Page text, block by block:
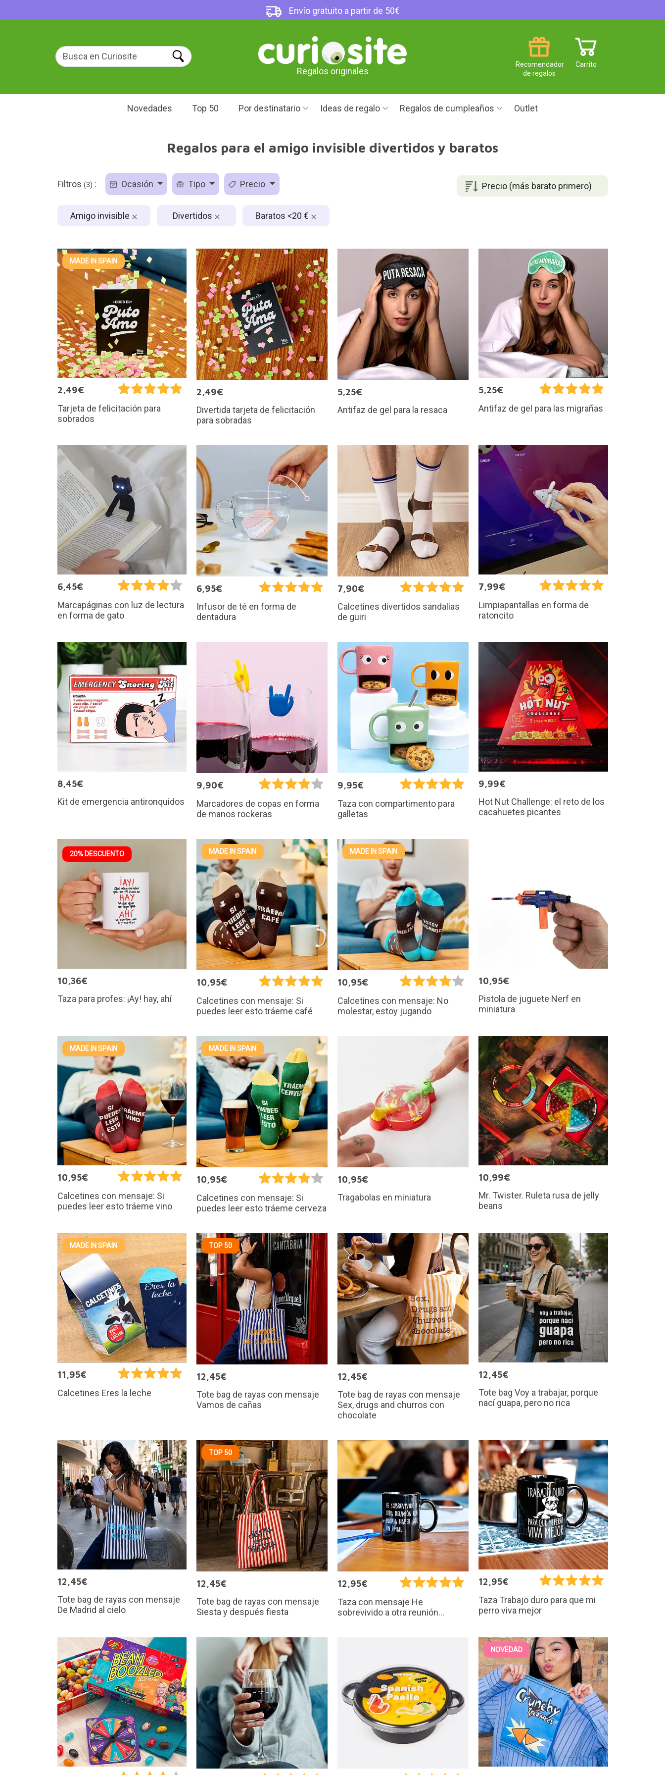
Envío gratuito a partir de 50€
Regalos originales
Carrito
Recomendador
de regalos
Novedades Top 50 Por destinatario Ideas de regalo Regalos de cumpleaños Outlet
Regalos para el amigo invisible divertidos y baratos
Precio (más barato primero)
Filtros (3) : Ocasión Tipo Precio
Amigo invisible Divertidos Baratos <20 €
MADE IN SPAIN
2,49€
Tarjeta de felicitación para
sobrados
2,49€
Divertida tarjeta de felicitación
para sobradas
5,25€
Antifaz de gel para la resaca
5,25€
Antifaz de gel para las migrañas
6,45€
Marcapáginas con luz de lectura
en forma de gato
6,95€
Infusor de té en forma de
dentadura
7,90€
Calcetines divertidos sandalias
de guiri
7,99€
Limpiapantallas en forma de
ratoncito
8,45€
Kit de emergencia antironquidos
9,90€
Marcadores de copas en forma
de manos rockeras
9,95€
Taza con compartimento para
galletas
9,99€
Hot Nut Challenge: el reto de los
cacahuetes picantes
20% DESCUENTO
10,36€
Taza para profes: ¡Ay! hay, ahí
MADE IN SPAIN
10,95€
Calcetines con mensaje: Si
puedes leer esto tráeme café
MADE IN SPAIN
10,95€
Calcetines con mensaje: No
molestar, estoy jugando
10,95€
Pistola de juguete Nerf en
miniatura
MADE IN SPAIN
10,95€
Calcetines con mensaje: Si
puedes leer esto tráeme vino
MADE IN SPAIN
10,95€
Calcetines con mensaje: Si
puedes leer esto tráeme cerveza
10,95€
Tragabolas en miniatura
10,99€
Mr. Twister. Ruleta rusa de jelly
beans
MADE IN SPAIN
11,95€
Calcetines Eres la leche
TOP 50
12,45€
Tote bag de rayas con mensaje
Vamos de cañas
12,45€
Tote bag de rayas con mensaje
Sex, drugs and churros con
chocolate
12,45€
Tote bag Voy a trabajar, porque
nací guapa, pero no rica
12,45€
Tote bag de rayas con mensaje
De Madrid al cielo
TOP 50
12,45€
Tote bag de rayas con mensaje
Siesta y después fiesta
12,95€
Taza con mensaje He
sobrevivido a otra reunión...
12,95€
Taza Trabajo duro para que mi
perro viva mejor
NOVEDAD